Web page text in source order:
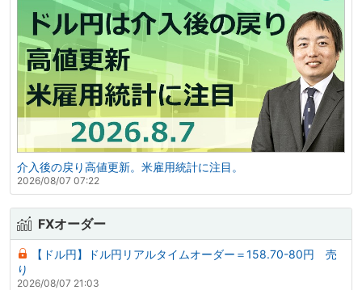
介入後の戻り高値更新。米雇用統計に注目。
2026/08/07 07:22
FXオーダー
【ドル円】ドル円リアルタイムオーダー＝158.70-80円 売
り
2026/08/07 21:03